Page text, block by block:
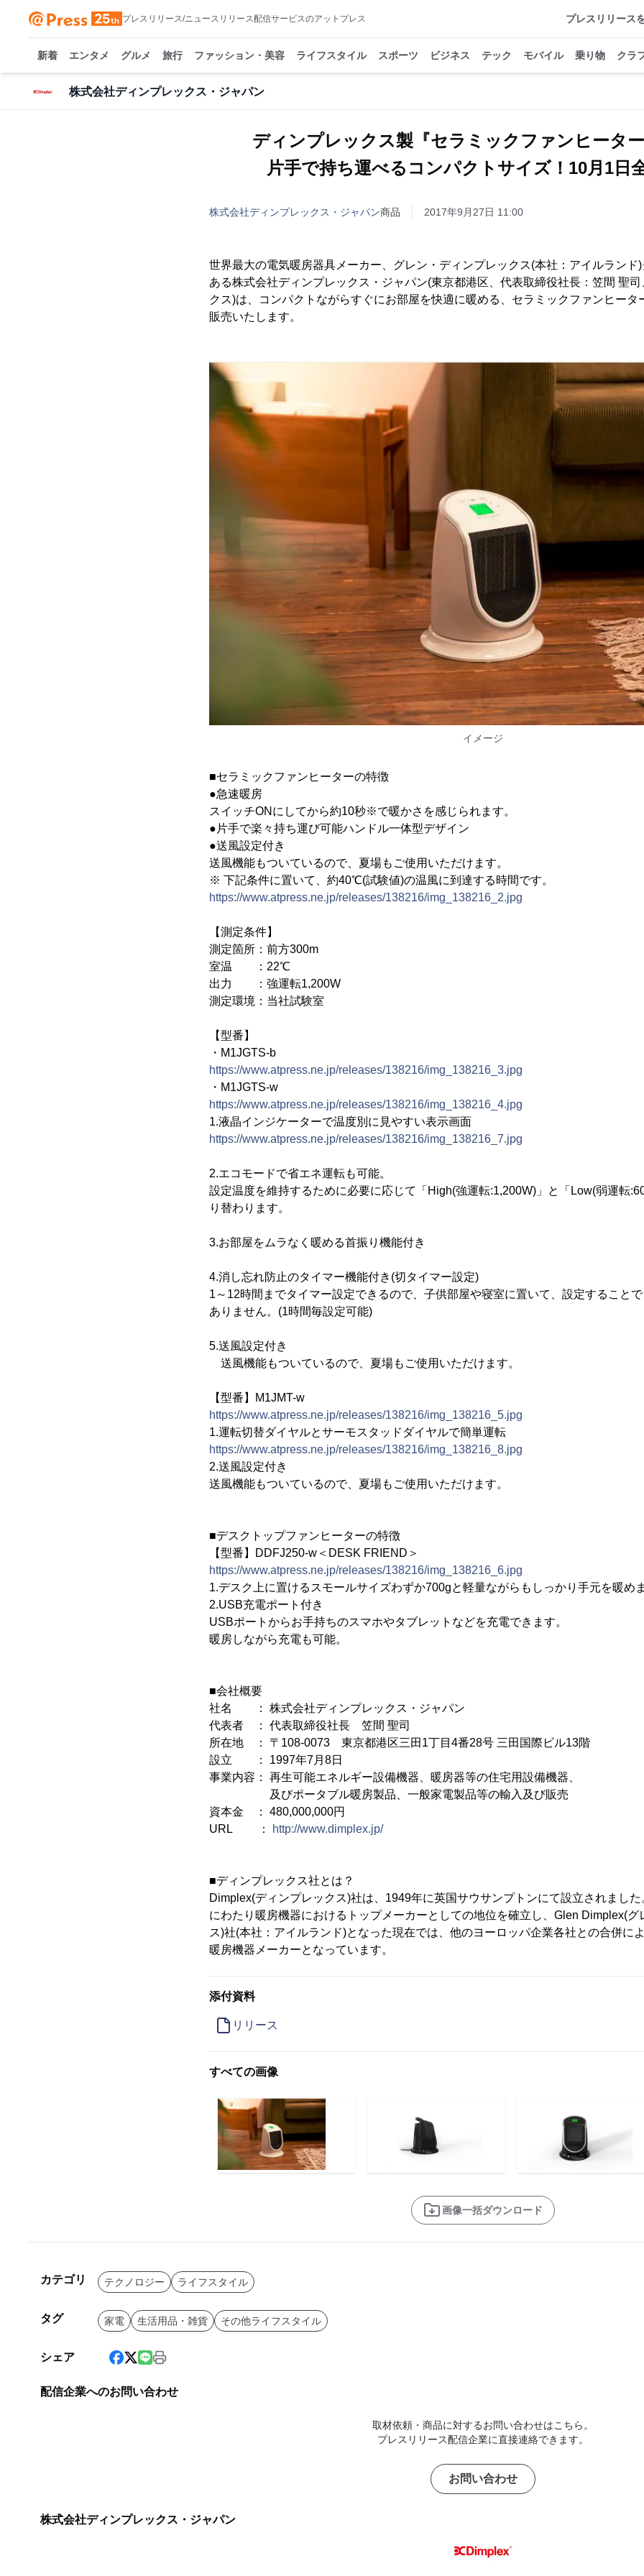
プレスリリース/ニュースリリース配信サービスのアットプレス プレスリリース
新着 エンタメ グルメ 旅行 ファッション・美容 ライフスタイル スポーツ ビジネス テック モバイル 乗り物 クラ
株式会社ディンプレックス・ジャパン
ディンプレックス製『セラミックファンヒータ
片手で持ち運べるコンパクトサイズ！10月1日
株式会社ディンプレックス・ジャパン商品 2017年9月27日 11:00
世界最大の電気暖房器具メーカー、グレン・ディンプレックス(本社：アイルランド
ある株式会社ディンプレックス・ジャパン(東京都港区、代表取締役社長：笠間 聖
クス)は、コンパクトながらすぐにお部屋を快適に暖める、セラミックファンヒータ
販売いたします。
イメージ
■セラミックファンヒーターの特徴
●急速暖房
スイッチONにしてから約10秒※で暖かさを感じられます。
●片手で楽々持ち運び可能ハンドル一体型デザイン
●送風設定付き
送風機能もついているので、夏場もご使用いただけます。
※ 下記条件に置いて、約40℃(試験値)の温風に到達する時間です。
https://www.atpress.ne.jp/releases/138216/img_138216_2.jpg
【測定条件】
測定箇所：前方300m
室温 ：22℃
出力 ：強運転1,200W
測定環境：当社試験室
【型番】
・M1JGTS-b
https://www.atpress.ne.jp/releases/138216/img_138216_3.jpg
・M1JGTS-w
https://www.atpress.ne.jp/releases/138216/img_138216_4.jpg
1.液晶インジケーターで温度別に見やすい表示画面
https://www.atpress.ne.jp/releases/138216/img_138216_7.jpg
2.エコモードで省エネ運転も可能。
設定温度を維持するために必要に応じて「High(強運転:1,200W)」と「Low(弱運転
り替わります。
3.お部屋をムラなく暖める首振り機能付き
4.消し忘れ防止のタイマー機能付き(切タイマー設定)
1～12時間までタイマー設定できるので、子供部屋や寝室に置いて、設定すること
ありません。(1時間毎設定可能)
5.送風設定付き
送風機能もついているので、夏場もご使用いただけます。
【型番】M1JMT-w
https://www.atpress.ne.jp/releases/138216/img_138216_5.jpg
1.運転切替ダイヤルとサーモスタッドダイヤルで簡単運転
https://www.atpress.ne.jp/releases/138216/img_138216_8.jpg
2.送風設定付き
送風機能もついているので、夏場もご使用いただけます。
■デスクトップファンヒーターの特徴
【型番】DDFJ250-w＜DESK FRIEND＞
https://www.atpress.ne.jp/releases/138216/img_138216_6.jpg
1.デスク上に置けるスモールサイズわずか700gと軽量ながらもしっかり手元を暖めま
2.USB充電ポート付き
USBポートからお手持ちのスマホやタブレットなどを充電できます。
暖房しながら充電も可能。
■会社概要
社名 ： 株式会社ディンプレックス・ジャパン
代表者 ： 代表取締役社長 笠間 聖司
所在地 ： 〒108-0073 東京都港区三田1丁目4番28号 三田国際ビル13階
設立 ： 1997年7月8日
事業内容： 再生可能エネルギー設備機器、暖房器等の住宅用設備機器、
及びポータブル暖房製品、一般家電製品等の輸入及び販売
資本金 ： 480,000,000円
URL ：
http://www.dimplex.jp/
■ディンプレックス社とは？
Dimplex(ディンプレックス)社は、1949年に英国サウサンプトンにて設立されまし
にわたり暖房機器におけるトップメーカーとしての地位を確立し、Glen Dimplex(グ
ス)社(本社：アイルランド)となった現在では、他のヨーロッパ企業各社との合併に
暖房機器メーカーとなっています。
添付資料
リリース
すべての画像
画像一括ダウンロード
カテゴリ テクノロジー ライフスタイル
タグ 家電 生活用品・雑貨 その他ライフスタイル
シェア
配信企業へのお問い合わせ
取材依頼・商品に対するお問い合わせはこちら。
プレスリリース配信企業に直接連絡できます。
お問い合わせ
株式会社ディンプレックス・ジャパン